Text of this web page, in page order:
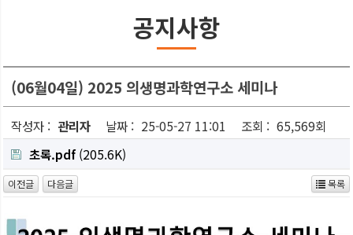
공지사항
(06월04일) 2025 의생명과학연구소 세미나
작성자 : 관리자 날짜 : 25-05-27 11:01 조회 : 65,569회
초록.pdf(205.6K)
이전글 다음글 목록